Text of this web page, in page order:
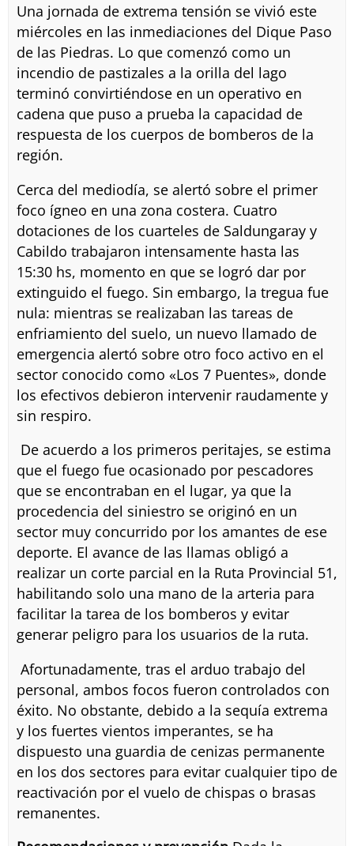
Una jornada de extrema tensión se vivió este
miércoles en las inmediaciones del Dique Paso
de las Piedras. Lo que comenzó como un
incendio de pastizales a la orilla del lago
terminó convirtiéndose en un operativo en
cadena que puso a prueba la capacidad de
respuesta de los cuerpos de bomberos de la
región.
Cerca del mediodía, se alertó sobre el primer
foco ígneo en una zona costera. Cuatro
dotaciones de los cuarteles de Saldungaray y
Cabildo trabajaron intensamente hasta las
15:30 hs, momento en que se logró dar por
extinguido el fuego. Sin embargo, la tregua fue
nula: mientras se realizaban las tareas de
enfriamiento del suelo, un nuevo llamado de
emergencia alertó sobre otro foco activo en el
sector conocido como «Los 7 Puentes», donde
los efectivos debieron intervenir raudamente y
sin respiro.
De acuerdo a los primeros peritajes, se estima
que el fuego fue ocasionado por pescadores
que se encontraban en el lugar, ya que la
procedencia del siniestro se originó en un
sector muy concurrido por los amantes de ese
deporte. El avance de las llamas obligó a
realizar un corte parcial en la Ruta Provincial 51,
habilitando solo una mano de la arteria para
facilitar la tarea de los bomberos y evitar
generar peligro para los usuarios de la ruta.
Afortunadamente, tras el arduo trabajo del
personal, ambos focos fueron controlados con
éxito. No obstante, debido a la sequía extrema
y los fuertes vientos imperantes, se ha
dispuesto una guardia de cenizas permanente
en los dos sectores para evitar cualquier tipo de
reactivación por el vuelo de chispas o brasas
remanentes.